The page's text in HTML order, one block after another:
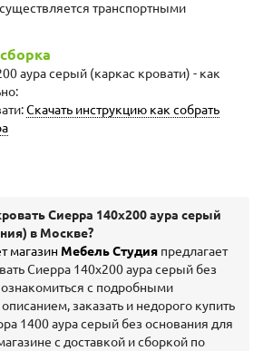
транспортными
аура серый (каркас кровати) - как
Скачать инструкцию как собрать
Сиерра 140х200 аура серый
в Москве?
магазин Мебель Студия предлагает
Сиерра 140х200 аура серый без
с подробными
заказать и недорого купить
1400 аура серый без основания для
с доставкой и сборкой по